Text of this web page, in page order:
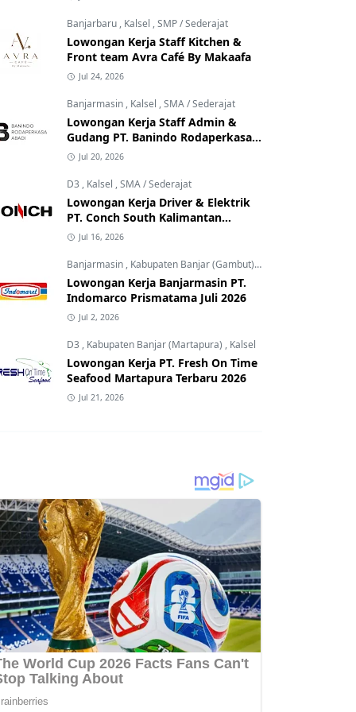
Banjarbaru , Kalsel ,SMP / Sederajat
Lowongan Kerja Staff Kitchen &
Front team Avra Café By Makaafa
Jul 24, 2026
Banjarmasin , Kalsel ,SMA / Sederajat
Lowongan Kerja Staff Admin &
Gudang PT. Banindo Rodaperkasa
Abadi
Jul 20, 2026
D3 , Kalsel ,SMA / Sederajat
Lowongan Kerja Driver & Elektrik
PT. Conch South Kalimantan
Cement
Jul 16, 2026
Banjarmasin , Kabupaten Banjar (Gambut) ,
Lowongan Kerja Banjarmasin PT.
Indomarco Prismatama Juli 2026
Jul 2, 2026
D3 , Kabupaten Banjar (Martapura) , Kalsel
Lowongan Kerja PT. Fresh On Time
Seafood Martapura Terbaru 2026
Jul 21, 2026